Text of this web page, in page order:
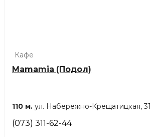
Кафе
Mamamia (Подол)
110 м. ул. Набережно-Крещатицкая, 31
(073) 311-62-44